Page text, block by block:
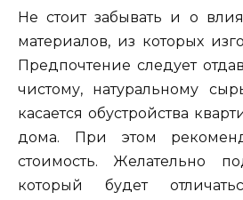
Не стоит забывать и о
материалов, из которых
Предпочтение следует
чистому, натуральному
касается обустройства
дома. При этом
стоимость. Желательно
который будет